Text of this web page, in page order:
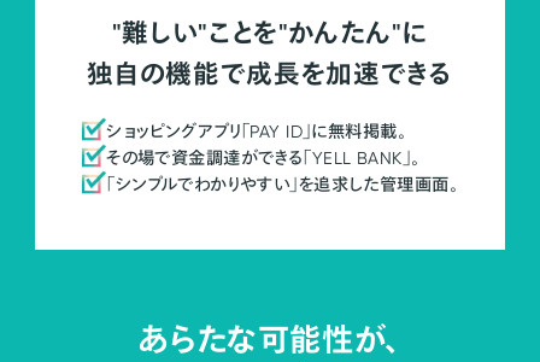
"難しい"ことを"かんたん"に
独自の機能で成長を加速できる
ショッピングアプリ「PAY ID」に無料掲載。
その場で資金調達ができる「YELL BANK」。
「シンプルでわかりやすい」を追求した管理画面。
あらたな可能性が、